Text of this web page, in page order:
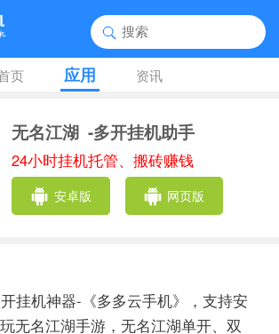
页 应用 资讯
无名江湖 -多开挂机助手
24小时挂机托管、搬砖赚钱
安卓版 网页版
挂机神器-《多多云手机》，支持安
无名江湖手游，无名江湖单开、双